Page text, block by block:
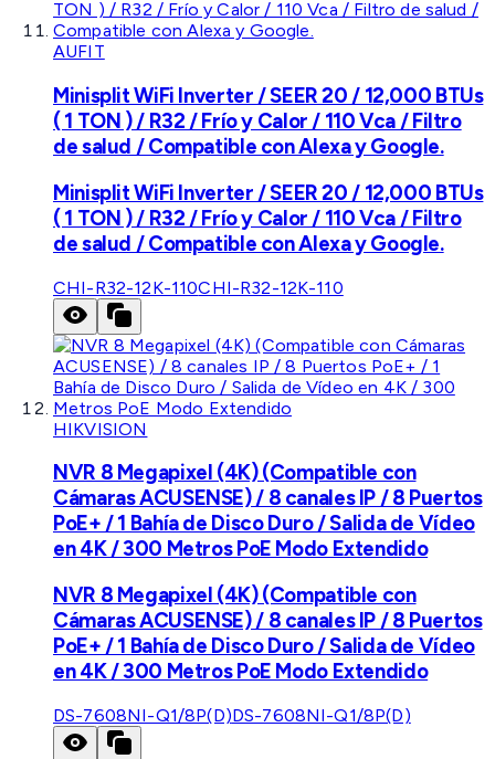
AUFIT
Minisplit WiFi Inverter / SEER 20 / 12,000 BTUs
( 1 TON ) / R32 / Frío y Calor / 110 Vca / Filtro
de salud / Compatible con Alexa y Google.
Minisplit WiFi Inverter / SEER 20 / 12,000 BTUs
( 1 TON ) / R32 / Frío y Calor / 110 Vca / Filtro
de salud / Compatible con Alexa y Google.
CHI-R32-12K-110CHI-R32-12K-110
HIKVISION
NVR 8 Megapixel (4K) (Compatible con
Cámaras ACUSENSE) / 8 canales IP / 8 Puertos
PoE+ / 1 Bahía de Disco Duro / Salida de Vídeo
en 4K / 300 Metros PoE Modo Extendido
NVR 8 Megapixel (4K) (Compatible con
Cámaras ACUSENSE) / 8 canales IP / 8 Puertos
PoE+ / 1 Bahía de Disco Duro / Salida de Vídeo
en 4K / 300 Metros PoE Modo Extendido
DS-7608NI-Q1/8P(D)DS-7608NI-Q1/8P(D)